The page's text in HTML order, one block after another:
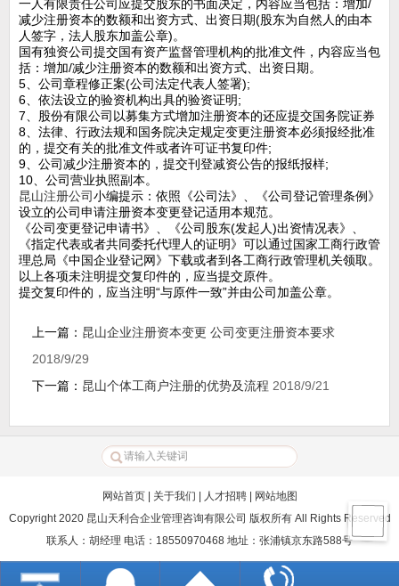
一人有限责任公司应提交股东的书面决定，内容应当包括：增加/
减少注册资本的数额和出资方式、出资日期(股东为自然人的由本
人签字，法人股东加盖公章)。
国有独资公司提交国有资产监督管理机构的批准文件，内容应当包
括：增加/减少注册资本的数额和出资方式、出资日期。
5、公司章程修正案(公司法定代表人签署);
6、依法设立的验资机构出具的验资证明;
7、股份有限公司以募集方式增加注册资本的还应提交国务院证券
8、法律、行政法规和国务院决定规定变更注册资本必须报经批准
的，提交有关的批准文件或者许可证书复印件;
9、公司减少注册资本的，提交刊登减资公告的报纸报样;
10、公司营业执照副本。
昆山注册公司小编提示：依照《公司法》、《公司登记管理条例》
设立的公司申请注册资本变更登记适用本规范。
《公司变更登记申请书》、《公司股东(发起人)出资情况表》、
《指定代表或者共同委托代理人的证明》可以通过国家工商行政管
理总局《中国企业登记网》下载或者到各工商行政管理机关领取。
以上各项未注明提交复印件的，应当提交原件。
提交复印件的，应当注明“与原件一致”并由公司加盖公章。
上一篇： 昆山企业注册资本变更 公司变更注册资本要求
2018/9/29
下一篇： 昆山个体工商户注册的优势及流程 2018/9/21
网站首页| 关于我们 人才招聘|
网站地图
Copyright 2020 昆山天利合企业管理咨询有限公司 版权所有 All Rights Reserved
联系人：胡经理 电话：18550970468 地址：张浦镇京东路588号